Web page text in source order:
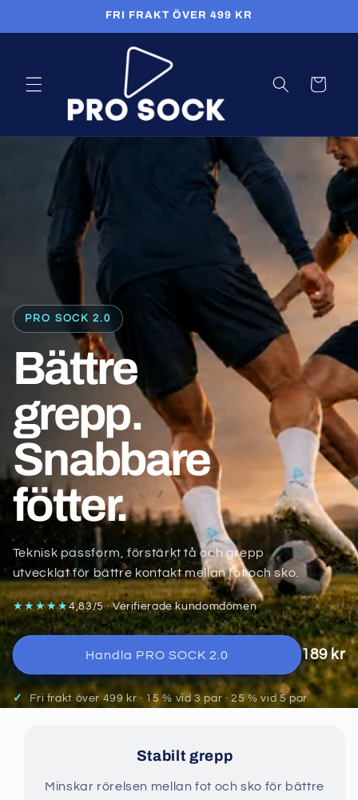
FRI FRAKT ÖVER 499 KR
Varukorg
PRO SOCK 2.0
Bättre
grepp.
Snabbare
fötter.
Teknisk passform, förstärkt tå och grepp
utvecklat för bättre kontakt mellan fot och sko.
★★★★★4,83/5 · Verifierade kundomdömen
Handla PRO SOCK 2.0 189 kr
✓ Fri frakt över 499 kr · 15 % vid 3 par · 25 % vid 5 par
Stabilt grepp
Minskar rörelsen mellan fot och sko för bättre